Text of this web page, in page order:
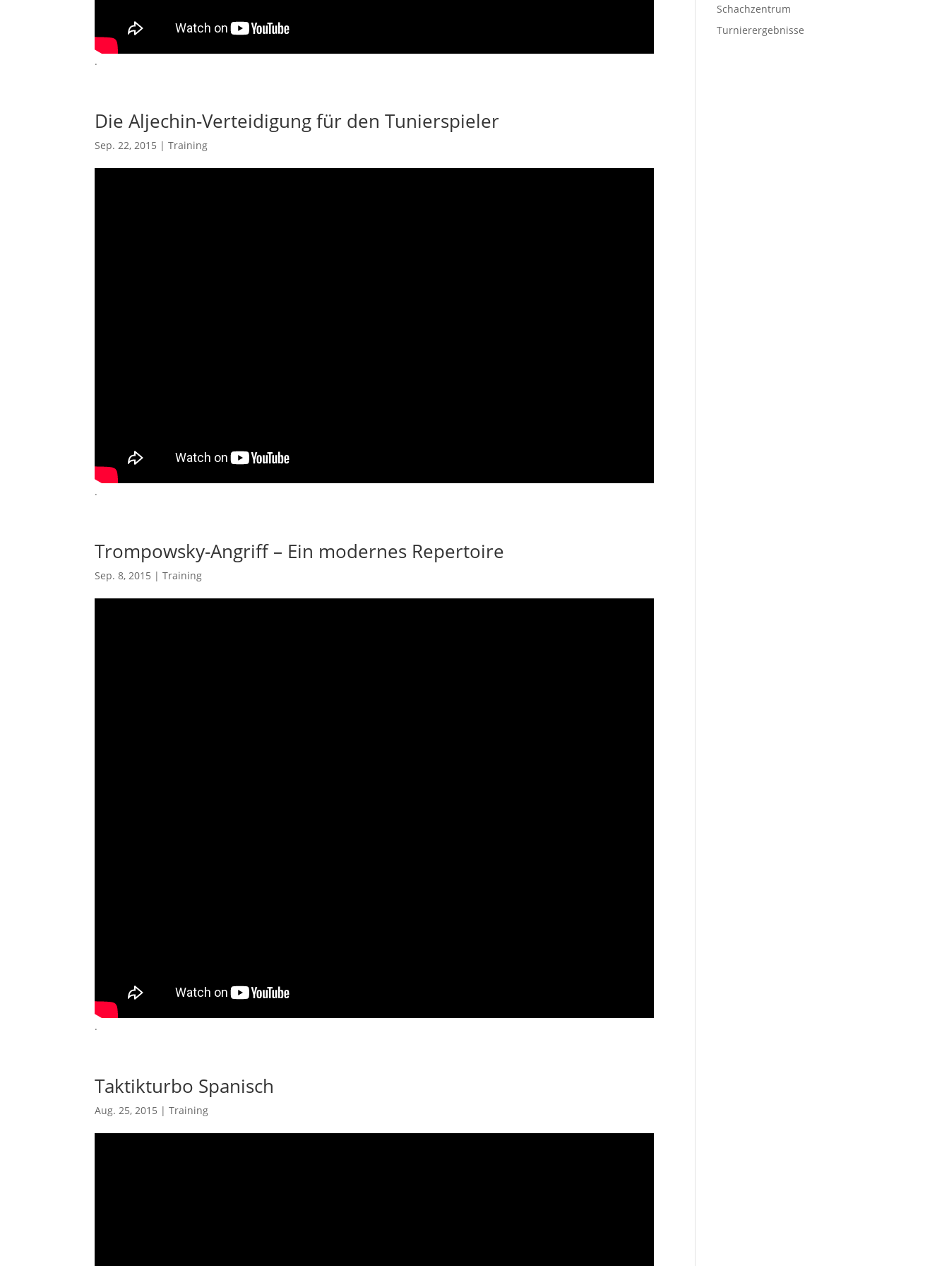
.
Die Aljechin-Verteidigung für den Tunierspieler
Sep. 22, 2015 |Training
.
Trompowsky-Angriff – Ein modernes Repertoire
Sep. 8, 2015 |Training
.
Taktikturbo Spanisch
Aug. 25, 2015 |Training
Schachzentrum
Turnierergebnisse